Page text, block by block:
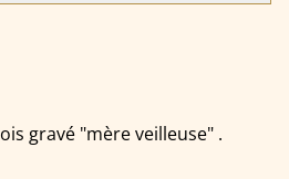
gravé "mère veilleuse" .